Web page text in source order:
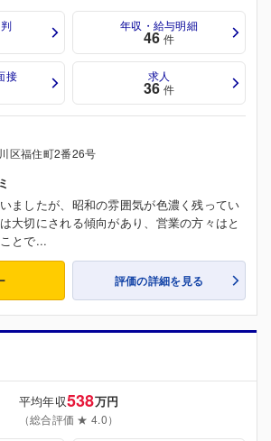
年収・給与明細
46 件
接 求人
36 件
区福住町2番26号
ましたが、昭和の雰囲気が色濃く残ってい
大切にされる傾向があり、営業の方々はと
とで...
評価の詳細を見る
平均年収538万円
（総合評価 ★ 4.0）